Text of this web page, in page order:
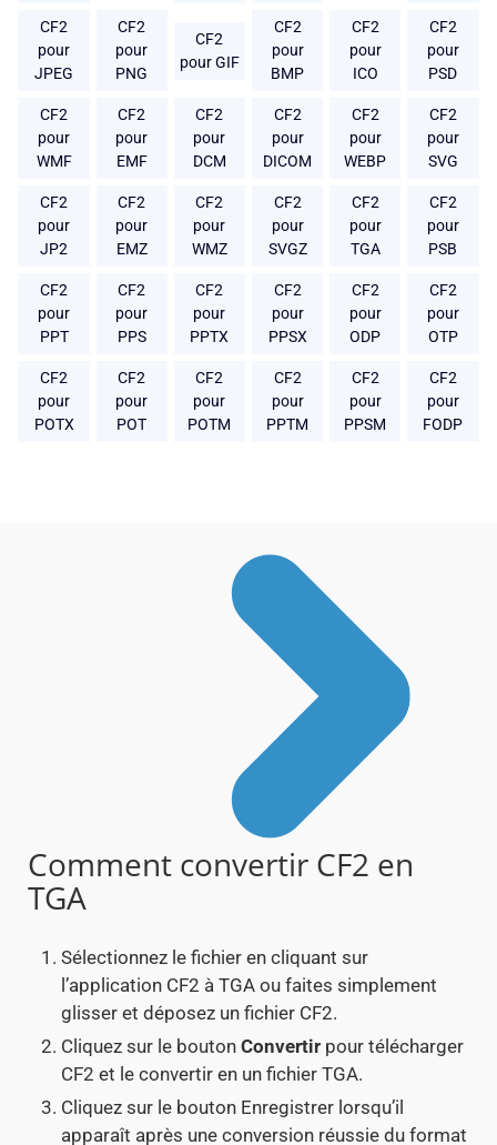
CF2
pour
JPEG
CF2
pour
PNG
CF2
pour GIF
CF2
pour
BMP
CF2
pour
ICO
CF2
pour
PSD
CF2
pour
WMF
CF2
pour
EMF
CF2
pour
DCM
CF2
pour
DICOM
CF2
pour
WEBP
CF2
pour
SVG
CF2
pour
JP2
CF2
pour
EMZ
CF2
pour
WMZ
CF2
pour
SVGZ
CF2
pour
TGA
CF2
pour
PSB
CF2
pour
PPT
CF2
pour
PPS
CF2
pour
PPTX
CF2
pour
PPSX
CF2
pour
ODP
CF2
pour
OTP
CF2
pour
POTX
CF2
pour
POT
CF2
pour
POTM
CF2
pour
PPTM
CF2
pour
PPSM
CF2
pour
FODP
Comment convertir CF2 en
TGA
Sélectionnez le fichier en cliquant sur
l’application CF2 à TGA ou faites simplement
glisser et déposez un fichier CF2.
Cliquez sur le bouton Convertir pour télécharger
CF2 et le convertir en un fichier TGA.
Cliquez sur le bouton Enregistrer lorsqu’il
apparaît après une conversion réussie du format